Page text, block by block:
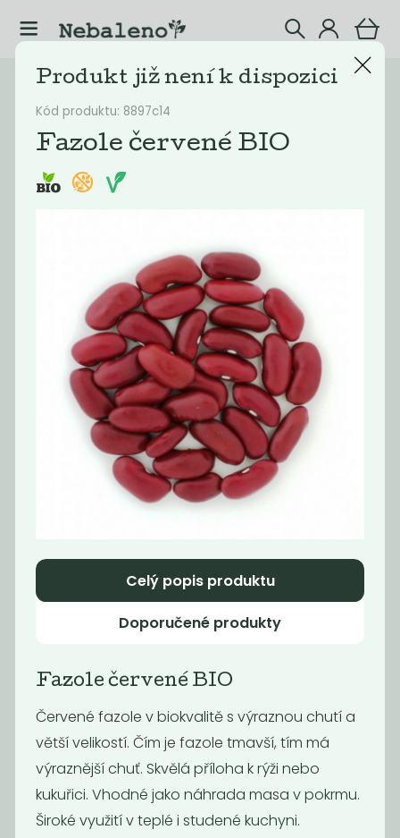
Katalog Potraviny
Filtrovat produkty
černá fazole
/ Kg
Fazole Adzuki
80Kč/ Kg
Hrách zelený
půlený BIO
89Kč/ Kg
červená čočka
půlená
89Kč/ Kg
Kód produktu: 8897c14
Fazole červené BIO
Produkt již není k dispozici
Celý popis produktu
Doporučené produkty
Fazole červené BIO
Červené fazole v biokvalitě s výraznou chutí a
větší velikostí. Čím je fazole tmavší, tím má
výraznější chuť. Skvělá příloha k rýži nebo
kukuřici. Vhodné jako náhrada masa v pokrmu.
Široké využití v teplé i studené kuchyni.